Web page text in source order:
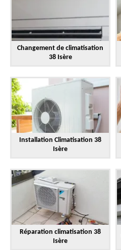
Changement de climatisation
38 Isère
Installation Climatisation 38
Isère
Réparation climatisation 38
Isère